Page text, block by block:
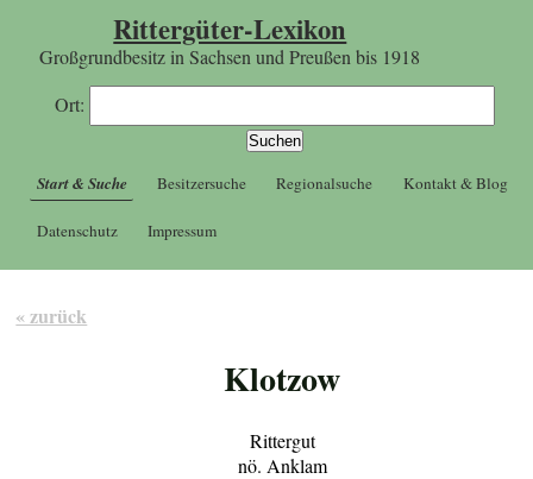
Rittergüter-Lexikon
Großgrundbesitz in Sachsen und Preußen bis 1918
Ort:
Start & Suche Besitzersuche Regionalsuche Kontakt & Blog
Datenschutz Impressum
« zurück
Klotzow
Rittergut
nö. Anklam